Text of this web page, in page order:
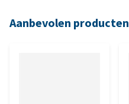
Aanbevolen producten